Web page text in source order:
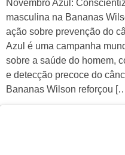
Novembro Azul:
masculina na Bananas
ação sobre prevenção do
Azul é uma campanha
sobre a saúde do homem,
e detecção precoce do
Bananas Wilson reforçou